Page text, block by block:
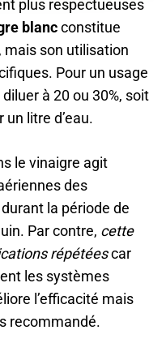
plus respectueuses
blancconstitue
mais son utilisation
Pour un usage
à 20 ou 30%, soit
litre d’eau.
le vinaigre agit
des
la période de
Par contre, cette
répétéescar
les systèmes
l’efficacité mais
recommandé.